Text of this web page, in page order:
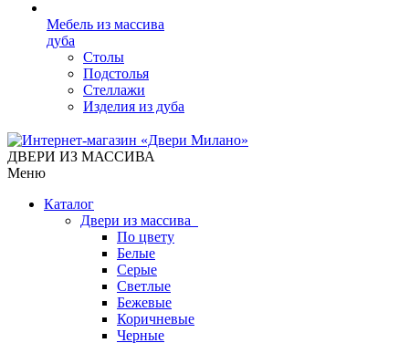
Мебель из массива
дуба
Столы
Подстолья
Стеллажи
Изделия из дуба
ДВЕРИ ИЗ МАССИВА
Меню
Каталог
Двери из массива
По цвету
Белые
Серые
Светлые
Бежевые
Коричневые
Черные